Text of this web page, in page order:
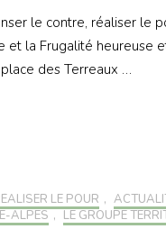
le contre, réaliser le
et la Frugalité heureuse
des Terreaux …
LE POUR ,
ALPES , LE GROUPE